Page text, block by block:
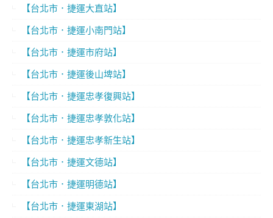
【台北市．捷運大直站】
【台北市．捷運小南門站】
【台北市．捷運市府站】
【台北市．捷運後山埤站】
【台北市．捷運忠孝復興站】
【台北市．捷運忠孝敦化站】
【台北市．捷運忠孝新生站】
【台北市．捷運文德站】
【台北市．捷運明德站】
【台北市．捷運東湖站】